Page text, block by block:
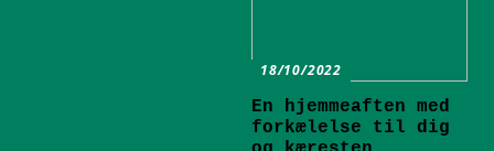
18/10/2022
En hjemmeaften med
forkælelse til dig